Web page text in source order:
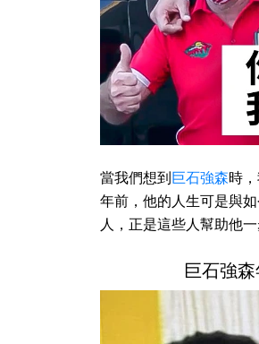
當我們想到 巨石強森時
年前，他的人生可是與
人，正是這些人幫助他
巨石強